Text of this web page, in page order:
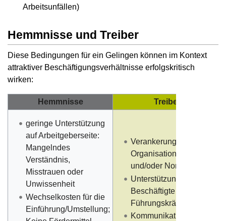
Arbeitsunfällen)
Hemmnisse und Treiber
Diese Bedingungen für ein Gelingen können im Kontext
attraktiver Beschäftigungsverhältnisse erfolgskritisch
wirken:
Hemmnisse Treiber
geringe Unterstützung
auf Arbeitgeberseite:
Mangelndes
Verständnis,
Misstrauen oder
Unwissenheit
Wechselkosten für die
Einführung/Umstellung;
Verankerung in der
Organisationskultur
und/oder Normen
Unterstützung für
Beschäftigte durch
Führungskräfte
Kommunikation und